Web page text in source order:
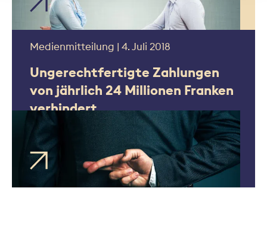
Medienmitteilung | 4. Juli 2018
Ungerechtfertigte Zahlungen
von jährlich 24 Millionen Franken
verhindert